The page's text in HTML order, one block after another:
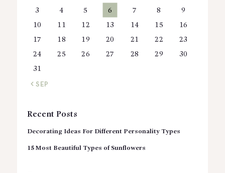
3 4 5 6 7 8 9
10 11 12 13 14 15 16
17 18 19 20 21 22 23
24 25 26 27 28 29 30
31
« SEP
Recent Posts
Decorating Ideas For Different Personality Types
15 Most Beautiful Types of Sunflowers